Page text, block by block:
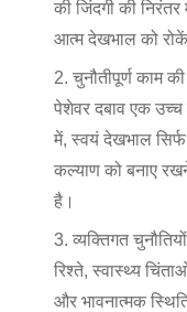
की जिंदगी की
आत्म देखभाल को
2. चुनौतीपूर्ण काम
पेशेवर दबाव एक उच्च
में, स्वयं देखभाल
कल्याण को बनाए
है।
3. व्यक्तिगत
रिश्ते, स्वास्थ्य
और भावनात्मक